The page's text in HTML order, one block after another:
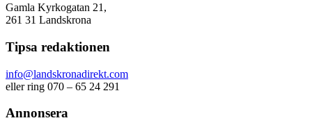
Gamla Kyrkogatan 21,
261 31 Landskrona
Tipsa redaktionen
info@landskronadirekt.com
eller ring 070 – 65 24 291
Annonsera